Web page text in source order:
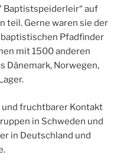
Baptistspeiderleir“ auf
teil. Gerne waren sie der
Pfadfinder
mit 1500 anderen
Dänemark, Norwegen,
fruchtbarer Kontakt
in Schweden und
in Deutschland und